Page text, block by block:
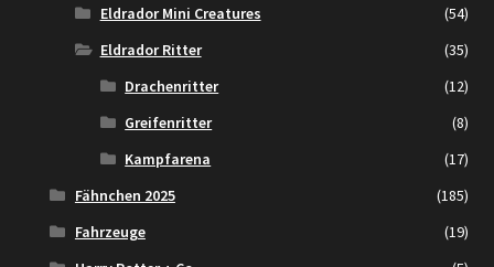
Eldrador Mini Creatures
(54)
Eldrador Ritter
(35)
Drachenritter
(12)
Greifenritter
(8)
Kampfarena
(17)
Fähnchen 2025
(185)
Fahrzeuge
(19)